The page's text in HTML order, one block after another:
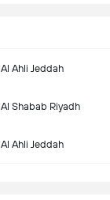
Al Ahli Jeddah
Al Shabab Riyadh
Al Ahli Jeddah